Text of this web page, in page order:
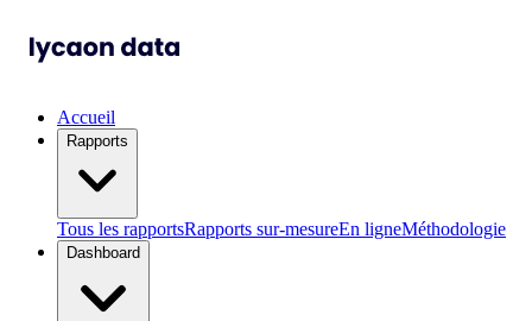
Accueil
Rapports
Tous les rapportsRapports sur-mesureEn ligneMéthodologie
Dashboard